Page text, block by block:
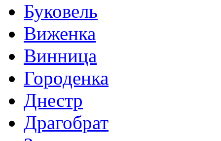
Буковель
Виженка
Винница
Городенка
Днестр
Драгобрат